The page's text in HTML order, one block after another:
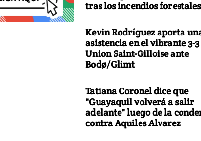
tras los incendios forestales
Kevin Rodríguez aporta
asistencia en el vibrante 3-
Union Saint-Gilloise ante
Bodø/Glimt
Tatiana Coronel dice que
"Guayaquil volverá a salir
adelante" luego de la
contra Aquiles Alvarez